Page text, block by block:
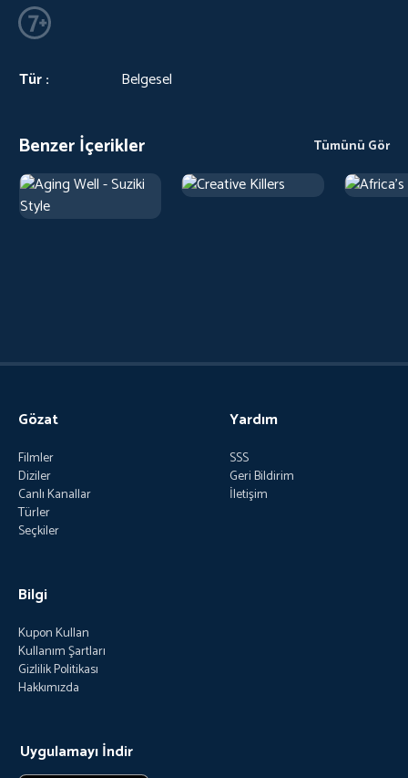
Tür : Belgesel
Benzer İçerikler Tümünü Gör
Gözat
Filmler
Diziler
Canlı Kanallar
Türler
Seçkiler
Yardım
SSS
Geri Bildirim
İletişim
Bilgi
Kupon Kullan
Kullanım Şartları
Gizlilik Politikası
Hakkımızda
Uygulamayı İndir